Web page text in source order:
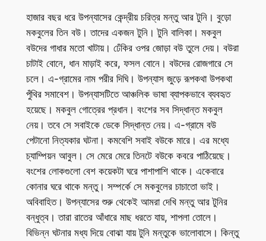
হাজার বছর ধরে উপন্যাসের কেন্দ্রীয় চরিত্র মন্তু আর টুনি। বুড়ো
মকবুলের তিন বউ। তাদের একজন টুনি। টুনি বালিকা। মকবুল
বউদের গাধার মতো খাটায়। ঢেঁকির ওপর জোড়া বউ তুলে দেয়। বউরা
চাটাই বোনে, ধান মাড়াই করে, ফসল বোনে। বউদের রোজগারে সে
চলে। এ-গ্রামের নাম পরীর দিঘি। উপন্যাস জুড়ে রূপকথা উপকথা
পুঁথির সমাবেশ। উপন্যাসটিতে আঞ্চলিক ভাষা ব্যাপকভাবে ব্যবহৃত
হয়েছে। মকবুল গোত্রের প্রধান। বংশের সব সিদ্ধান্ত মকবুল
নেয়। তবে সে সবাইকে ডেকে সিদ্ধান্ত নেয়। এ-গ্রামে বউ
পেটানো নিত্যকার ঘটনা। কমবেশি সবাই বউকে মারে। এর মধ্যে
চ্যাম্পিয়ন আবুল। সে মেরে মেরে তিনটে বউকে কবরে পাঠিয়েছে।
বংশের লোকগুলো বেশ কয়েকটা ঘরে পাশাপাশি থাকে। একেবারে
কোনার ঘরে থাকে মন্তু। সম্পর্কে সে মকবুলের চাচাতো ভাই।
অবিবাহিত। উপন্যাসের শুরু থেকেই আমরা দেখি মন্তু আর টুনির
বন্ধুত্ব। তারা রাতের আঁধারে মাছ ধরতে যায়, শাপলা তোলে।
বিভিন্ন ঘটনার মধ্য দিয়ে বোঝা যায় টুনি মন্তুকে ভালোবাসে। কিন্তু